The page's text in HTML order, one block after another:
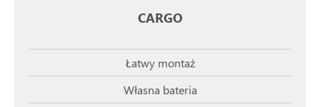
CARGO
Łatwy montaż
Własna bateria